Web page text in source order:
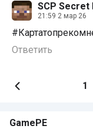
SCP Secret
21:59 2 мар 26
Ответить
1
GamePE